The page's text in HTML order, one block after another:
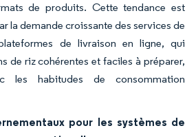
de produits. Cette tendance est
la demande croissante des services de
de livraison en ligne, qui
de riz cohérentes et faciles à préparer,
les habitudes de consommation
pour les systèmes de